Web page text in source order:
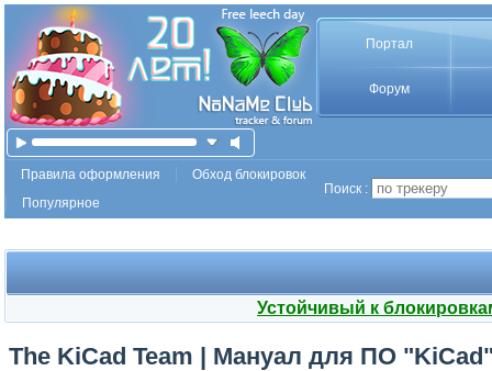
Портал
Форум
Правила оформления
Обход блокировок
Популярное
Поиск :
Устойчивый к
The KiCad Team | Мануал для ПО